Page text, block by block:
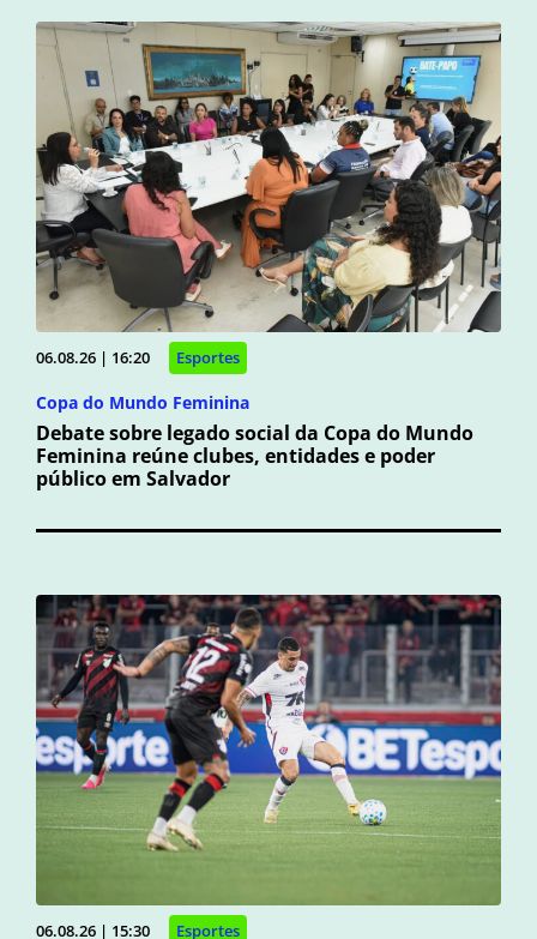
06.08.26 | 16:20 Esportes
Copa do Mundo Feminina
Debate sobre legado social da Copa do Mundo
Feminina reúne clubes, entidades e poder
público em Salvador
06.08.26 | 15:30 Esportes